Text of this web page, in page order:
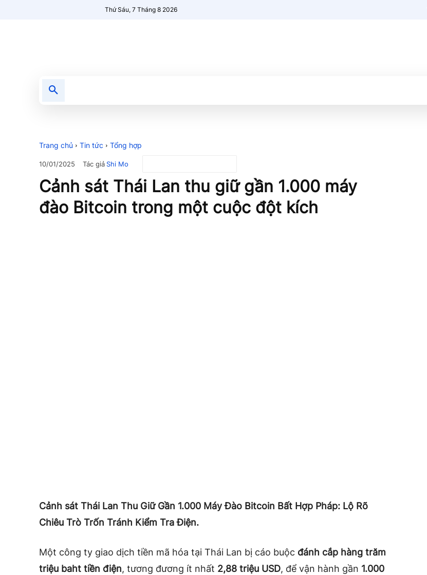
Thứ Sáu, 7 Tháng 8 2026
Trang chủ Tin tức Tổng hợp
10/01/2025 Tác giảShi Mo
Cảnh sát Thái Lan thu giữ gần 1.000 máy
đào Bitcoin trong một cuộc đột kích
Cảnh sát Thái Lan Thu Giữ Gần 1.000 Máy Đào Bitcoin Bất Hợp Pháp: Lộ Rõ
Chiêu Trò Trốn Tránh Kiểm Tra Điện.
Một công ty giao dịch tiền mã hóa tại Thái Lan bị cáo buộc đánh cắp hàng trăm
triệu baht tiền điện, tương đương ít nhất 2,88 triệu USD, để vận hành gần 1.000